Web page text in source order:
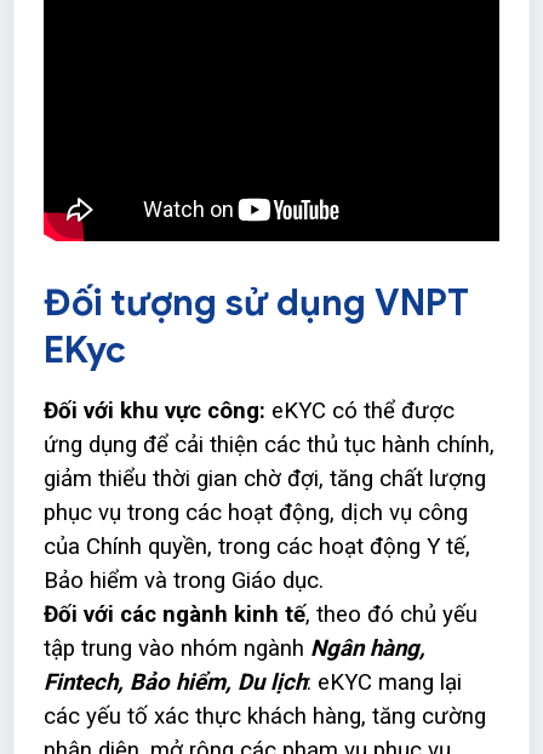
Đối tượng sử dụng VNPT
EKyc
Đối với khu vực công: eKYC có thể được
ứng dụng để cải thiện các thủ tục hành chính,
giảm thiểu thời gian chờ đợi, tăng chất lượng
phục vụ trong các hoạt động, dịch vụ công
của Chính quyền, trong các hoạt động Y tế,
Bảo hiểm và trong Giáo dục.
Đối với các ngành kinh tế, theo đó chủ yếu
tập trung vào nhóm ngành Ngân hàng,
Fintech, Bảo hiểm, Du lịch: eKYC mang lại
các yếu tố xác thực khách hàng, tăng cường